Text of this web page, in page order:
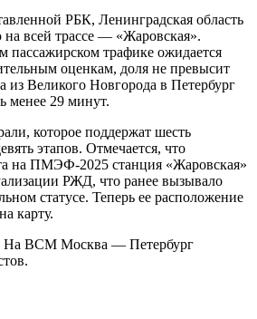
РБК, Ленинградская область
всей трассе — «Жаровская».
пассажирском трафике ожидается
оценкам, доля не превысит
из Великого Новгорода в Петербург
менее 29 минут.
которое поддержат шесть
этапов. Отмечается, что
на ПМЭФ-2025 станция «Жаровская»
РЖД, что ранее вызывало
статусе. Теперь ее расположение
карту.
На ВСМ Москва — Петербург